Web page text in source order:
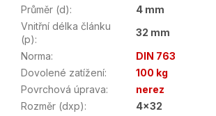
Průměr (d):
4 mm
Vnitřní délka článku
(p):
32 mm
Norma:
DIN 763
Dovolené zatížení:
100 kg
Povrchová úprava:
nerez
Rozměr (dxp):
4x32